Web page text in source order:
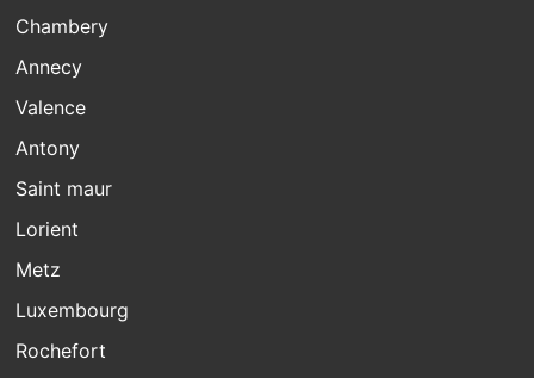
Chambery
Annecy
Valence
Antony
Saint maur
Lorient
Metz
Luxembourg
Rochefort